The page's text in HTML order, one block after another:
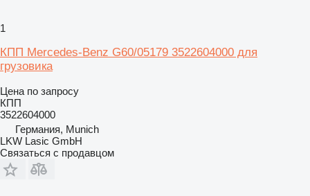
1
КПП Mercedes-Benz G60/05179 3522604000 для
грузовика
Цена по запросу
КПП
3522604000
Германия, Munich
LKW Lasic GmbH
Связаться с продавцом